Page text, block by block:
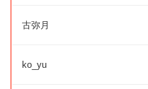
古弥月
ko_yu